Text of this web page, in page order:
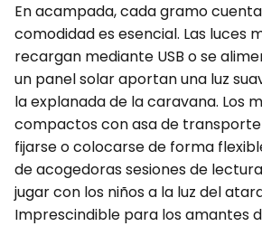
En acampada, cada gramo
comodidad es esencial. Las luces
recargan mediante USB o se
un panel solar aportan una luz
la explanada de la caravana. Los
compactos con asa de
fijarse o colocarse de forma
de acogedoras sesiones de
jugar con los niños a la luz del
Imprescindible para los amantes